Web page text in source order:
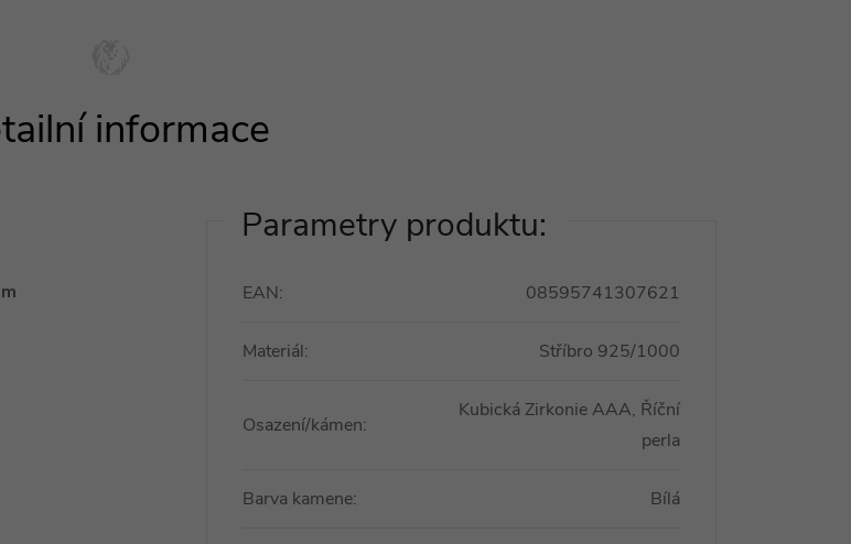
Parametry produktu:
EAN: 08595741307621
Materiál: Stříbro 925/1000
Osazení/kámen:
Kubická Zirkonie AAA, Říční
perla
Barva kamene: Bílá